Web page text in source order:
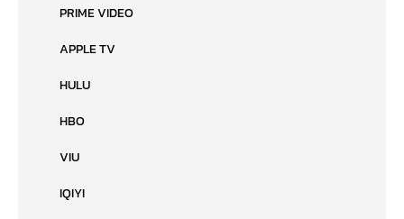
PRIME VIDEO
APPLE TV
HULU
HBO
VIU
IQIYI